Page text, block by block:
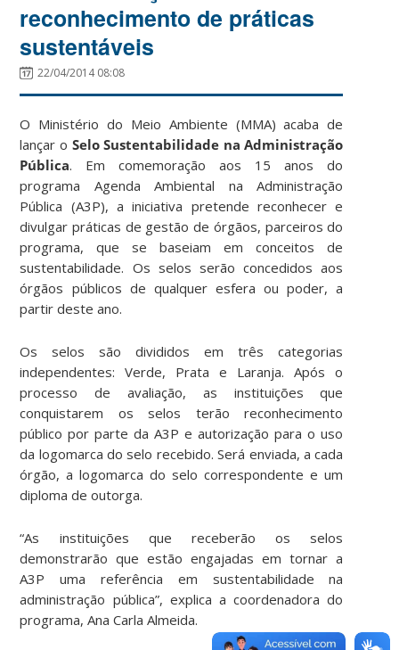
reconhecimento de práticas
sustentáveis
22/04/2014 08:08
O Ministério do Meio Ambiente (MMA) acaba de
lançar o Selo Sustentabilidade na Administração
Pública. Em comemoração aos 15 anos do
programa Agenda Ambiental na Administração
Pública (A3P), a iniciativa pretende reconhecer e
divulgar práticas de gestão de órgãos, parceiros do
programa, que se baseiam em conceitos de
sustentabilidade. Os selos serão concedidos aos
órgãos públicos de qualquer esfera ou poder, a
partir deste ano.
Os selos são divididos em três categorias
independentes: Verde, Prata e Laranja. Após o
processo de avaliação, as instituições que
conquistarem os selos terão reconhecimento
público por parte da A3P e autorização para o uso
da logomarca do selo recebido. Será enviada, a cada
órgão, a logomarca do selo correspondente e um
diploma de outorga.
“As instituições que receberão os selos
demonstrarão que estão engajadas em tornar a
A3P uma referência em sustentabilidade na
administração pública”, explica a coordenadora do
programa, Ana Carla Almeida.